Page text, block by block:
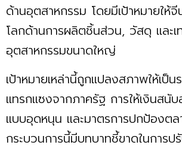
ด้านอุตสาหกรรม โดยมีเป้าหมายให้จี
โลกด้านการผลิตชิ้นส่วน, วัสดุ และเ
อุตสาหกรรมขนาดใหญ่
เป้าหมายเหล่านี้ถูกแปลงสภาพให้เป็น
แทรกแซงจากภาครัฐ การให้เงินสนั
แบบอุดหนุน และมาตรการปกป้องตล
กระบวนการนี้มีบทบาทชี้ขาดในการป